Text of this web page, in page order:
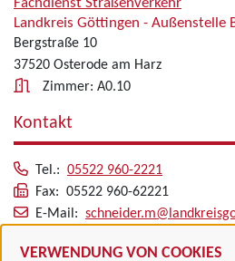
VERWENDUNG VON COOKIES
Fachdienst Straßenverkehr
Landkreis Göttingen - Außenstelle
Bergstraße 10
37520 Osterode am Harz
Zimmer: A0.10
Kontakt
Tel.: 05522 960-2221
Fax: 05522 960-62221
E-Mail:
Alle zugeordneten